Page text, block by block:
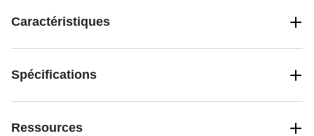
Caractéristiques
Spécifications
Ressources